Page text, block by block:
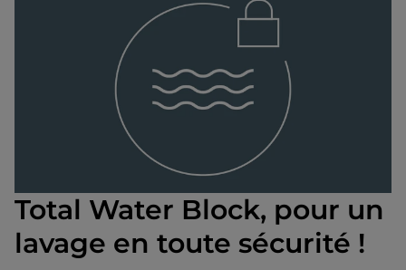
Total Water Block, pour un
lavage en toute sécurité !